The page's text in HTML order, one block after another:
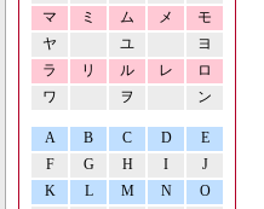
マ
ミ ム メ
モ
ヤ
ユ
ヨ
ラ
リ ル レ
ロ
ワ
ヲ ン
A B C D
E
F
G H I
J
K
L M N O